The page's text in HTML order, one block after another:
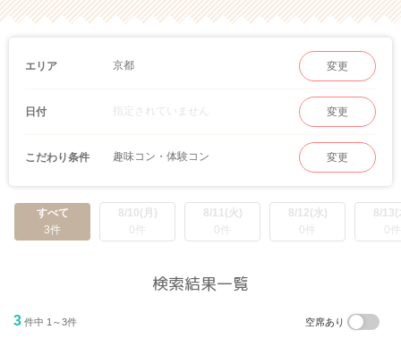
エリア 京都 変更
日付 指定されていません 変更
こだわり条件 趣味コン・体験コン 変更
すべて
3件
8/10(月)
0件
8/11(火)
0件
8/12(水)
0件
8/13(
0件
検索結果一覧
3 件中 1～3件 空席あり